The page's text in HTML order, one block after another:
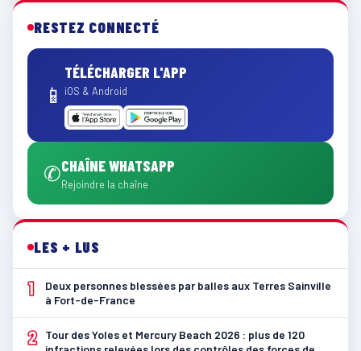
RESTEZ CONNECTÉ
📱
TÉLÉCHARGER L'APP
iOS & Android
✆CHAÎNE WHATSAPP
Rejoindre la chaîne
LES + LUS
1
Deux personnes blessées par balles aux Terres Sainville
à Fort-de-France
2
Tour des Yoles et Mercury Beach 2026 : plus de 120